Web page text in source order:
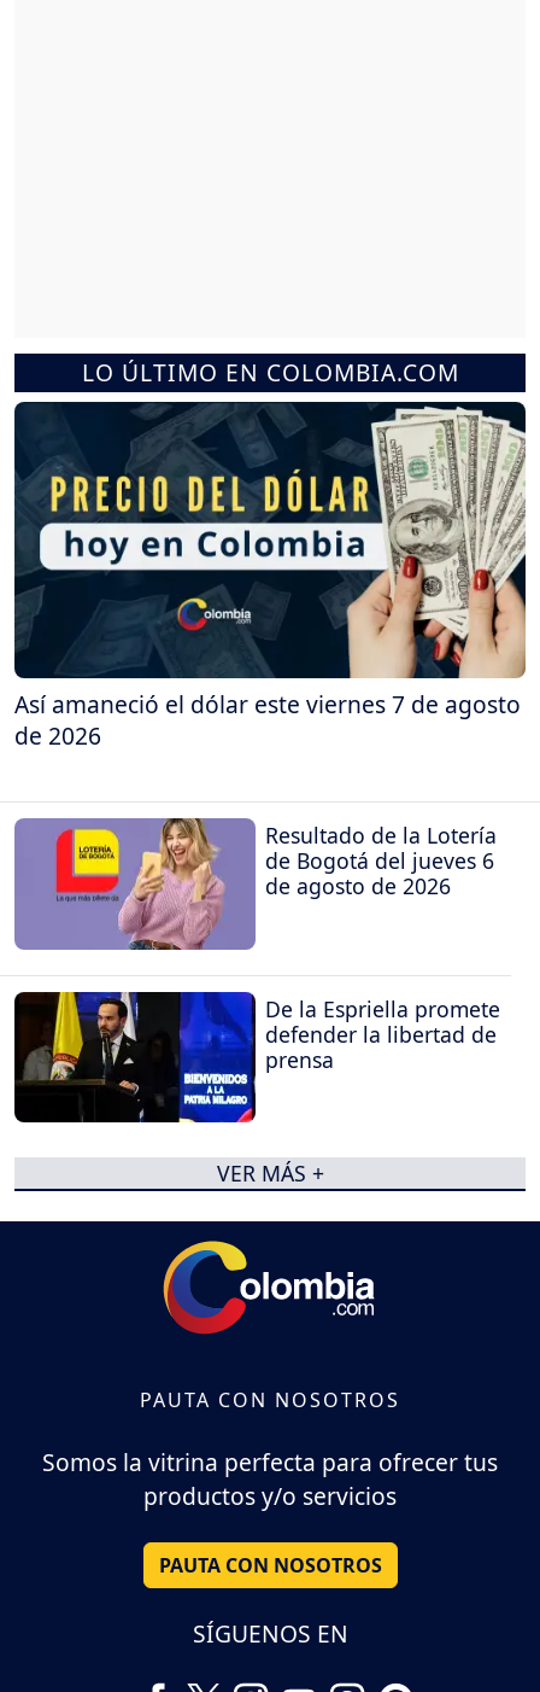
LO ÚLTIMO EN COLOMBIA.COM
Así amaneció el dólar este viernes 7 de agosto
de 2026
Resultado de la Lotería
de Bogotá del jueves 6
de agosto de 2026
De la Espriella promete
defender la libertad de
prensa
VER MÁS +
PAUTA CON NOSOTROS
Somos la vitrina perfecta para ofrecer tus
productos y/o servicios
PAUTA CON NOSOTROS
SÍGUENOS EN